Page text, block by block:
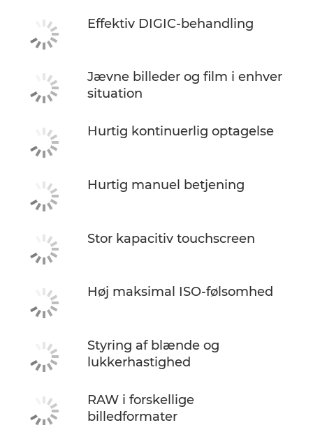
Effektiv DIGIC-behandling
Jævne billeder og film i enhver
situation
Hurtig kontinuerlig optagelse
Hurtig manuel betjening
Stor kapacitiv touchscreen
Høj maksimal ISO-følsomhed
Styring af blænde og
lukkerhastighed
RAW i forskellige
billedformater